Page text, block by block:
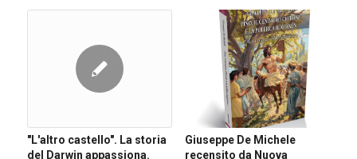
"L'altro castello". La storia
del Darwin appassiona.
Giuseppe De Michele
recensito da Nuova